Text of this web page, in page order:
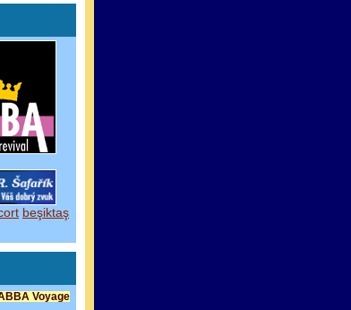
beşiktaş
Voyage